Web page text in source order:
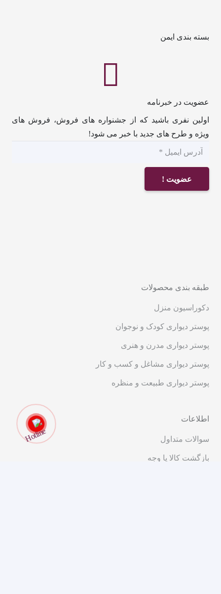
بسته بندی ایمن
عضویت در خبرنامه
اولین نفری باشید که از جشنواره های فروش، فروش های
ویژه و طرح های جدید با خبر می شود!
عضویت !
طبقه بندی محصولات
دکوراسیون منزل
پوستر دیواری کودک و نوجوان
پوستر دیواری مدرن و هنری
پوستر دیواری مشاغل و کسب و کار
پوستر دیواری طبیعت و منظره
اطلاعات
سوالات متداول
بازگشت کالا یا وجه